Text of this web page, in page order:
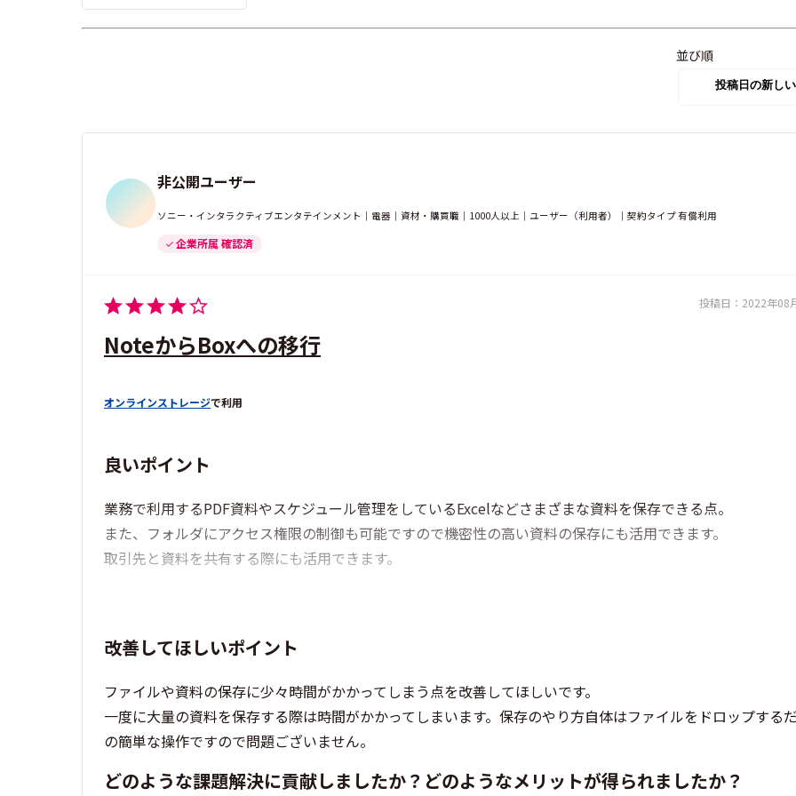
並び順
非公開ユーザー
ソニー・インタラクティブエンタテインメント｜電器｜資材・購買職｜1000人以上｜ユーザー（利用者）｜契約タイプ 有償利用
企業所属 確認済
投稿日： 2022年08
NoteからBoxへの移行
オンラインストレージで利用
良いポイント
業務で利用するPDF資料やスケジュール管理をしているExcelなどさまざまな資料を保存できる点。
また、フォルダにアクセス権限の制御も可能ですので機密性の高い資料の保存にも活用できます。
取引先と資料を共有する際にも活用できます。
改善してほしいポイント
ファイルや資料の保存に少々時間がかかってしまう点を改善してほしいです。
一度に大量の資料を保存する際は時間がかかってしまいます。保存のやり方自体はファイルをドロップする
の簡単な操作ですので問題ございません。
どのような課題解決に貢献しましたか？どのようなメリットが得られましたか？